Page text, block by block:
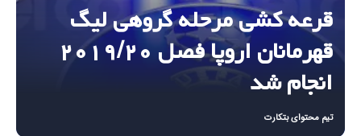
قرعه کشی مرحله گروهی لیگ
قهرمانان اروپا فصل ۲۰۱۹/۲۰
انجام شد
تیم محتوای بتکارت